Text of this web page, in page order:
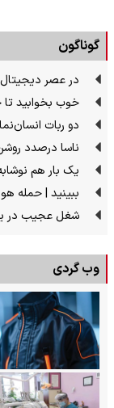
گوناگون
در عصر دیجیتال
خوب بخوابید
دو ربات
ناسا درصدد
یک بار هم
ببینید | حمله هولناک ۹۰۰ مار کبرای قاتل به
شغل عجیب در
وب گردی